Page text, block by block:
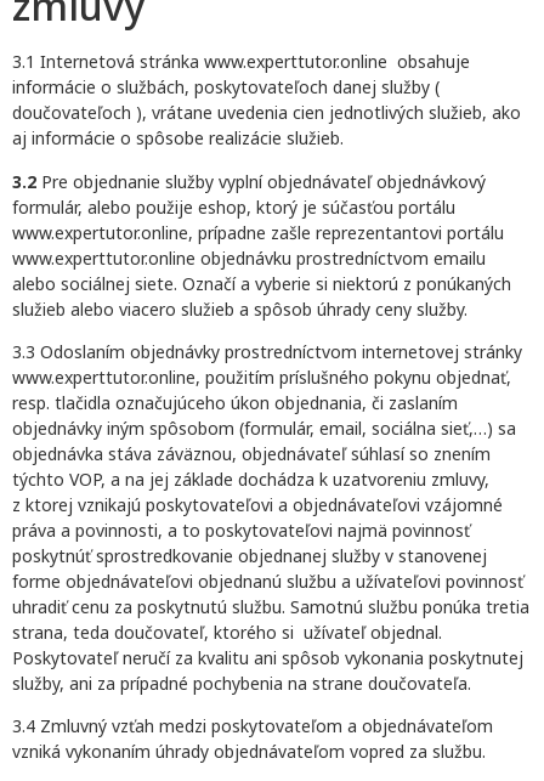
3.1 Internetová stránka www.experttutor.online obsahuje
informácie o službách, poskytovateľoch danej služby (
doučovateľoch ), vrátane uvedenia cien jednotlivých služieb, ako
aj informácie o spôsobe realizácie služieb.
3.2 Pre objednanie služby vyplní objednávateľ objednávkový
formulár, alebo použije eshop, ktorý je súčasťou portálu
www.expertutor.online, prípadne zašle reprezentantovi portálu
www.experttutor.online objednávku prostredníctvom emailu
alebo sociálnej siete. Označí a vyberie si niektorú z ponúkaných
služieb alebo viacero služieb a spôsob úhrady ceny služby.
3.3 Odoslaním objednávky prostredníctvom internetovej stránky
www.experttutor.online, použitím príslušného pokynu objednať,
resp. tlačidla označujúceho úkon objednania, či zaslaním
objednávky iným spôsobom (formulár, email, sociálna sieť,…) sa
objednávka stáva záväznou, objednávateľ súhlasí so znením
týchto VOP, a na jej základe dochádza k uzatvoreniu zmluvy,
z ktorej vznikajú poskytovateľovi a objednávateľovi vzájomné
práva a povinnosti, a to poskytovateľovi najmä povinnosť
poskytnúť sprostredkovanie objednanej služby v stanovenej
forme objednávateľovi objednanú službu a užívateľovi povinnosť
uhradiť cenu za poskytnutú službu. Samotnú službu ponúka tretia
strana, teda doučovateľ, ktorého si užívateľ objednal.
Poskytovateľ neručí za kvalitu ani spôsob vykonania poskytnutej
služby, ani za prípadné pochybenia na strane doučovateľa.
3.4 Zmluvný vzťah medzi poskytovateľom a objednávateľom
vzniká vykonaním úhrady objednávateľom vopred za službu.